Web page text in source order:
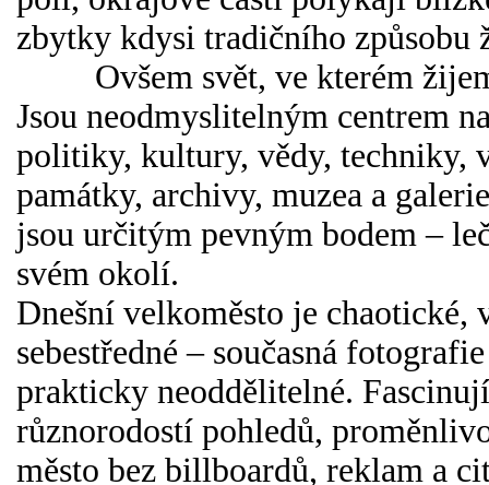
zbytky kdysi tradičního způsobu
Ovšem svět, ve kterém
Jsou neodmyslitelným centrem
politiky, kultury, vědy, techniky,
památky, archivy, muzea a
jsou určitým pevným bodem –
svém okolí.
Dnešní velkoměsto je
sebestředné – současná
prakticky neoddělitelné.
různorodostí pohledů,
město bez billboardů, reklam a